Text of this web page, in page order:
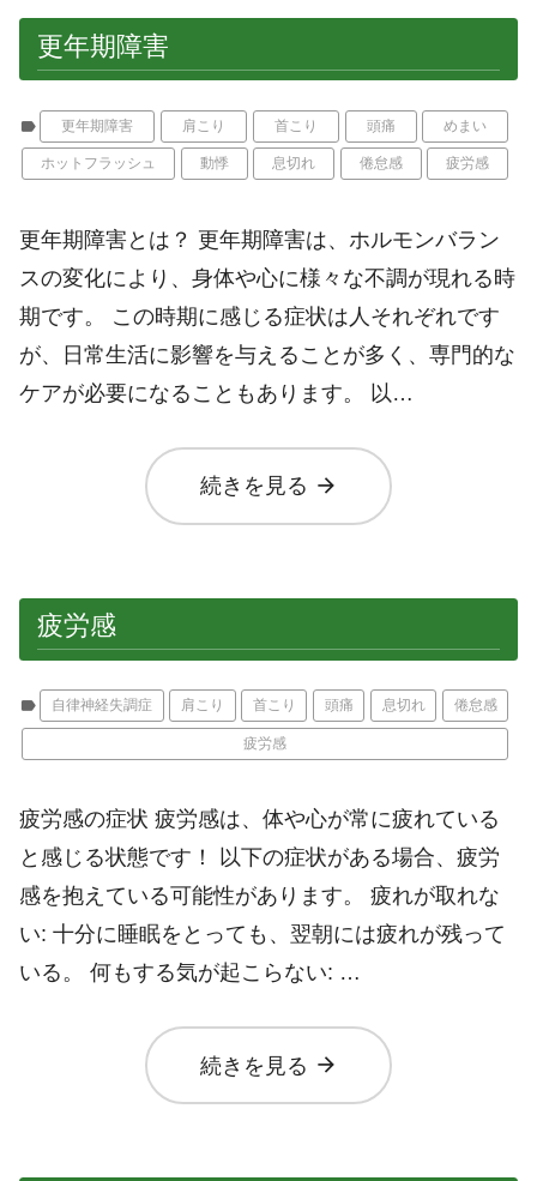
更年期障害
label 更年期障害 肩こり 首こり 頭痛 めまい
ホットフラッシュ 動悸 息切れ 倦怠感 疲労感
更年期障害とは？ 更年期障害は、ホルモンバラン
スの変化により、身体や心に様々な不調が現れる時
期です。 この時期に感じる症状は人それぞれです
が、日常生活に影響を与えることが多く、専門的な
ケアが必要になることもあります。 以…
続きを見る arrow_forward
疲労感
label 自律神経失調症 肩こり 首こり 頭痛 息切れ 倦怠感
疲労感
疲労感の症状 疲労感は、体や心が常に疲れている
と感じる状態です！ 以下の症状がある場合、疲労
感を抱えている可能性があります。 疲れが取れな
い: 十分に睡眠をとっても、翌朝には疲れが残って
いる。 何もする気が起こらない: …
続きを見る arrow_forward